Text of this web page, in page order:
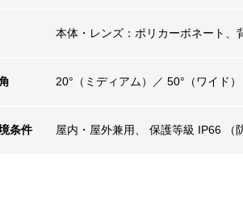
本体・レンズ：ポリカーボネート、
20°（ミディアム）／ 50°（ワイド）
条件 屋内・屋外兼用、 保護等級 IP66 （